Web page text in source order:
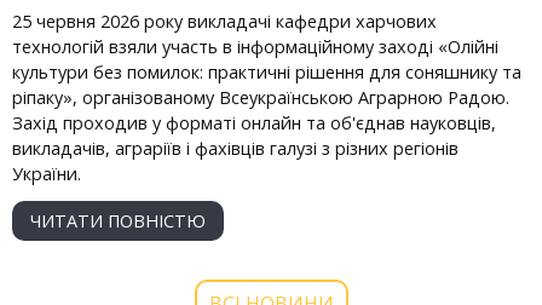
25 червня 2026 року викладачі кафедри харчових
технологій взяли участь в інформаційному заході «Олійні
культури без помилок: практичні рішення для соняшнику та
ріпаку», організованому Всеукраїнською Аграрною Радою.
Захід проходив у форматі онлайн та об'єднав науковців,
викладачів, аграріїв і фахівців галузі з різних регіонів
України.
ЧИТАТИ ПОВНІСТЮ